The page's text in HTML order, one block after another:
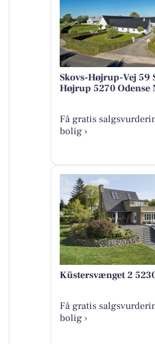
Skovs-Højrup-Vej 59
Højrup 5270 Odense
Få gratis
bolig ›
Küstersvænget 2
Få gratis
bolig ›